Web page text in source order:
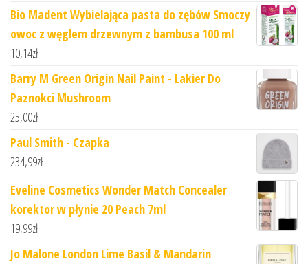
Bio Madent Wybielająca pasta do zębów Smoczy
owoc z węglem drzewnym z bambusa 100 ml
10,14zł
Barry M Green Origin Nail Paint - Lakier Do
Paznokci Mushroom
25,00zł
Paul Smith - Czapka
234,99zł
Eveline Cosmetics Wonder Match Concealer
korektor w płynie 20 Peach 7ml
19,99zł
Jo Malone London Lime Basil & Mandarin